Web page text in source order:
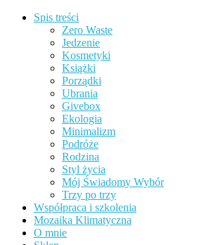
Spis treści
Zero Waste
Jedzenie
Kosmetyki
Książki
Porządki
Ubrania
Givebox
Ekologia
Minimalizm
Podróże
Rodzina
Styl życia
Mój Świadomy Wybór
Trzy po trzy
Współpraca i szkolenia
Mozaika Klimatyczna
O mnie